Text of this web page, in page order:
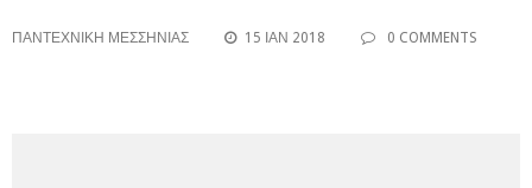
ΠΑΝΤΕΧΝΙΚΗ ΜΕΣΣΗΝΙΑΣ 15 ΙΑΝ 2018 0 COMMENTS